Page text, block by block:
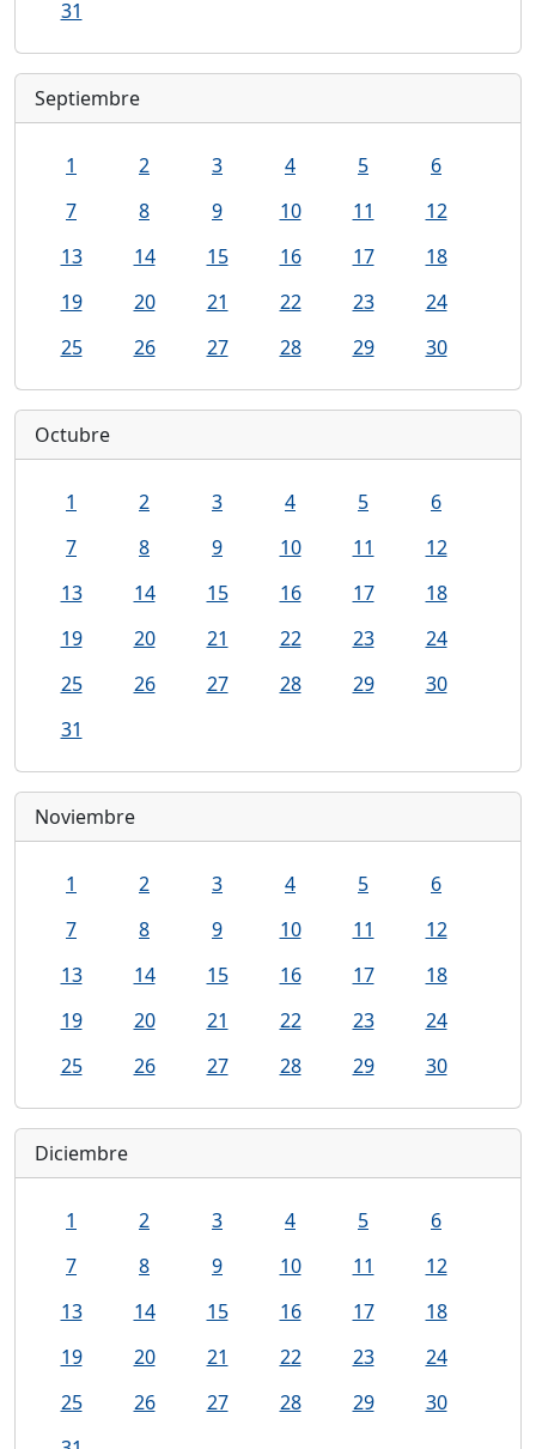
31
Septiembre
1 2 3 4 5
6
7
8 9 10 11
12
13
14 15 16 17
18
19
20 21 22 23
24
25
26 27 28 29 30
Octubre
1 2 3 4 5
6
7
8 9 10 11
12
13
14 15 16 17
18
19
20 21 22 23
24
25
26 27 28 29
30
31
Noviembre
1 2 3 4 5
6
7
8 9 10 11
12
13
14 15 16 17
18
19
20 21 22 23
24
25
26 27 28 29 30
Diciembre
1 2 3 4 5
6
7
8 9 10 11
12
13
14 15 16 17
18
19
20 21 22 23
24
25
26 27 28 29
30